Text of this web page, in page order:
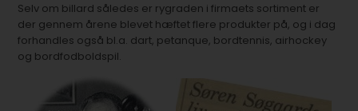
Selv om billard således er rygraden i firmaets sortiment er
der gennem årene blevet hæftet flere produkter på, og i dag
forhandles også bl.a. dart, petanque, bordtennis, airhockey
og bordfodboldspil.